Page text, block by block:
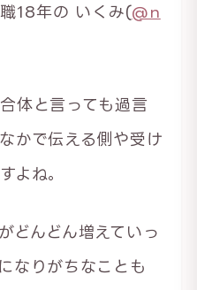
18年の いくみ(@n
体と言っても過言
かで伝える側や受け
よね。
どんどん増えていっ
なりがちなことも